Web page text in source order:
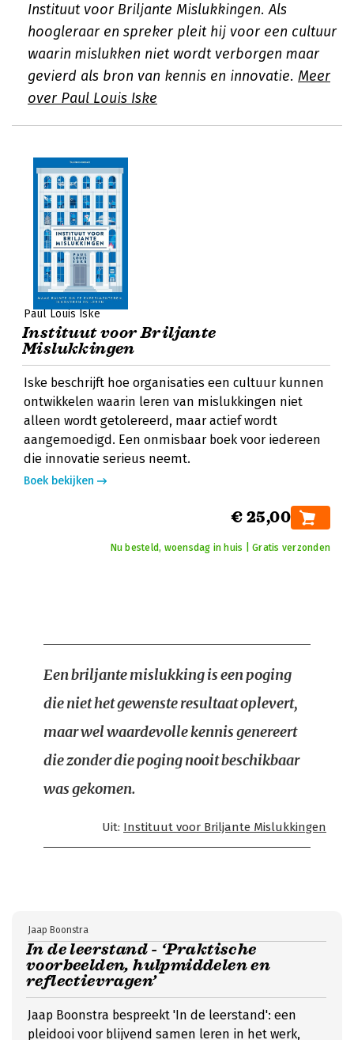
Instituut voor Briljante Mislukkingen. Als
hoogleraar en spreker pleit hij voor een cultuur
waarin mislukken niet wordt verborgen maar
gevierd als bron van kennis en innovatie. Meer
over Paul Louis Iske
Paul Louis Iske
Instituut voor Briljante
Mislukkingen
Iske beschrijft hoe organisaties een cultuur kunnen
ontwikkelen waarin leren van mislukkingen niet
alleen wordt getolereerd, maar actief wordt
aangemoedigd. Een onmisbaar boek voor iedereen
die innovatie serieus neemt.
Boek bekijken
€ 25,00
Nu besteld, woensdag in huis | Gratis verzonden
Een briljante mislukking is een poging
die niet het gewenste resultaat oplevert,
maar wel waardevolle kennis genereert
die zonder die poging nooit beschikbaar
was gekomen.
Uit: Instituut voor Briljante Mislukkingen
In de leerstand - ‘Praktische
voorbeelden, hulpmiddelen en
reflectievragen’
Jaap Boonstra
Jaap Boonstra bespreekt 'In de leerstand': een
pleidooi voor blijvend samen leren in het werk,